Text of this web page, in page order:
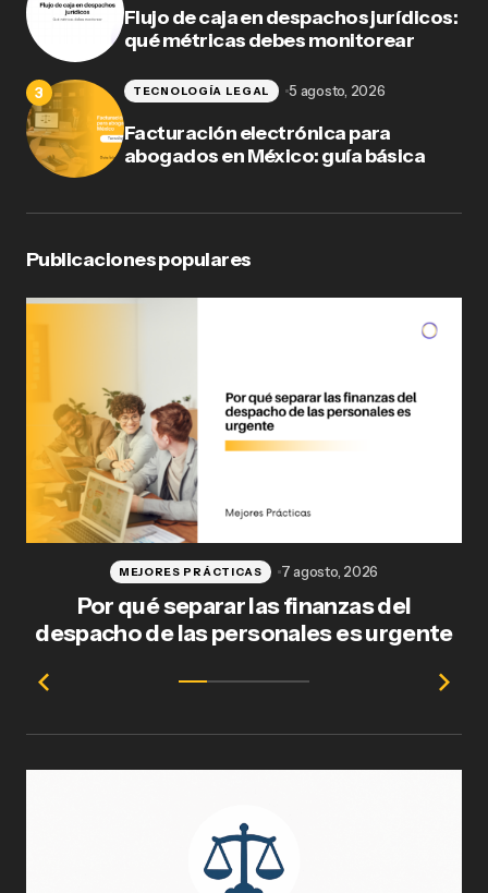
Flujo de caja en despachos jurídicos:
qué métricas debes monitorear
Facturación electrónica para
abogados en México: guía básica
TECNOLOGÍA LEGAL 5 agosto, 2026
Publicaciones populares
Por qué separar las finanzas del
despacho de las personales es urgente
MEJORES PRÁCTICAS 7 agosto, 2026